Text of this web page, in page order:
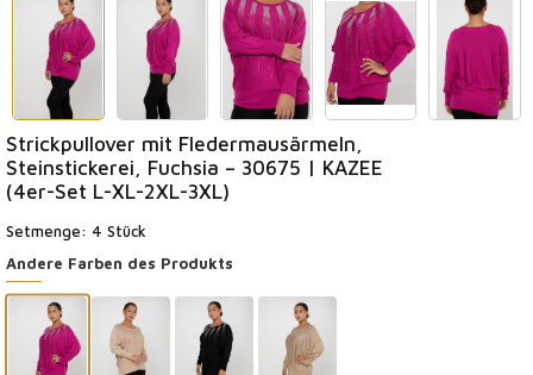
Strickpullover mit Fledermausärmeln,
Steinstickerei, Fuchsia – 30675 | KAZEE
(4er-Set L-XL-2XL-3XL)
Setmenge: 4 Stück
Andere Farben des Produkts